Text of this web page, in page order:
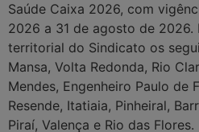
Saúde Caixa 2026, com
2026 a 31 de agosto de 2026.
territorial do Sindicato os
Mansa, Volta Redonda, Rio
Mendes, Engenheiro Paulo de
Resende, Itatiaia, Pinheiral,
Piraí, Valença e Rio das Flores.